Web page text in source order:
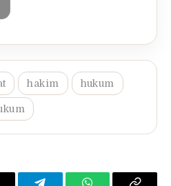
hakim hukum